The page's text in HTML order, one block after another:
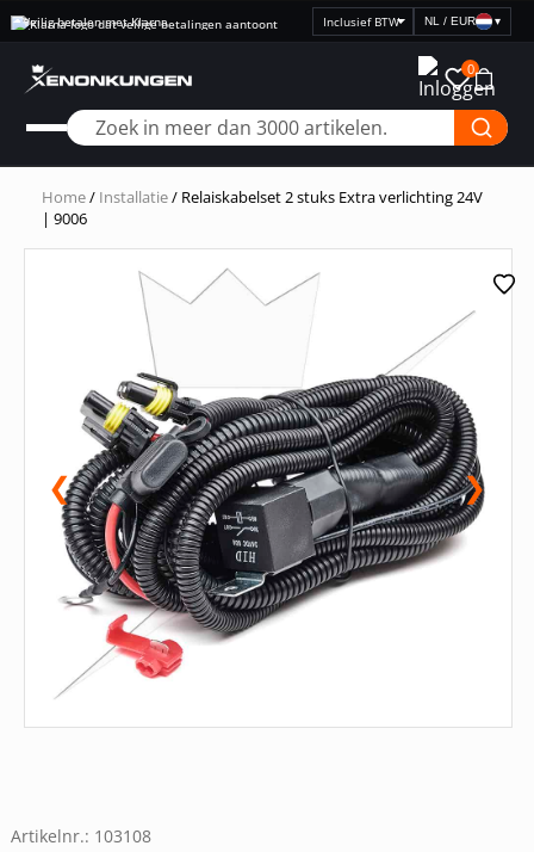
Veilig betalen met Klarna
Selecteer
prijsweergave
NL / EUR ▾
0
Home/ Installatie/ Relaiskabelset 2 stuks Extra verlichting 24V
| 9006
❮ ❯
Artikelnr.: 103108